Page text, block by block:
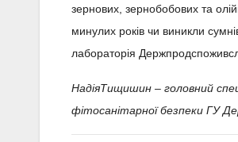
зернових, зернобобових та
минулих років чи виникли
лабораторія
НадіяТищишин – головний
фітосанітарної безпеки ГУ